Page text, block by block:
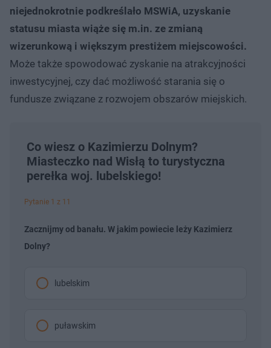
niejednokrotnie podkreślało MSWiA, uzyskanie
statusu miasta wiąże się m.in. ze zmianą
wizerunkową i większym prestiżem miejscowości.
Może także spowodować zyskanie na atrakcyjności
inwestycyjnej, czy dać możliwość starania się o
fundusze związane z rozwojem obszarów miejskich.
Co wiesz o Kazimierzu Dolnym?
Miasteczko nad Wisłą to turystyczna
perełka woj. lubelskiego!
Pytanie 1 z 11
Zacznijmy od banału. W jakim powiecie leży Kazimierz
Dolny?
lubelskim
puławskim